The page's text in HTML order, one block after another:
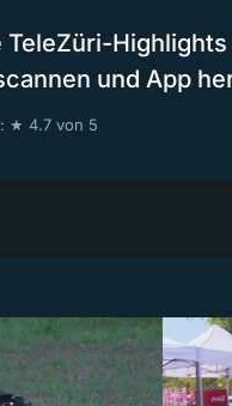
TeleZüri-
und App
★ 4.7 von 5